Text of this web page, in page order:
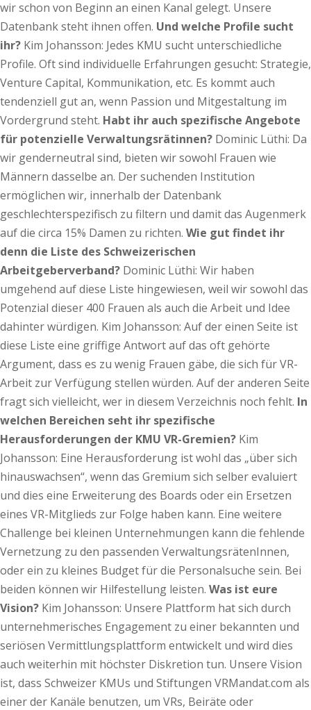
wir schon von Beginn an einen Kanal gelegt. Unsere
Datenbank steht ihnen offen. Und welche Profile sucht
ihr? Kim Johansson: Jedes KMU sucht unterschiedliche
Profile. Oft sind individuelle Erfahrungen gesucht: Strategie,
Venture Capital, Kommunikation, etc. Es kommt auch
tendenziell gut an, wenn Passion und Mitgestaltung im
Vordergrund steht. Habt ihr auch spezifische Angebote
für potenzielle Verwaltungsrätinnen? Dominic Lüthi: Da
wir genderneutral sind, bieten wir sowohl Frauen wie
Männern dasselbe an. Der suchenden Institution
ermöglichen wir, innerhalb der Datenbank
geschlechterspezifisch zu filtern und damit das Augenmerk
auf die circa 15% Damen zu richten. Wie gut findet ihr
denn die Liste des Schweizerischen
Arbeitgeberverband? Dominic Lüthi: Wir haben
umgehend auf diese Liste hingewiesen, weil wir sowohl das
Potenzial dieser 400 Frauen als auch die Arbeit und Idee
dahinter würdigen. Kim Johansson: Auf der einen Seite ist
diese Liste eine griffige Antwort auf das oft gehörte
Argument, dass es zu wenig Frauen gäbe, die sich für VR-
Arbeit zur Verfügung stellen würden. Auf der anderen Seite
fragt sich vielleicht, wer in diesem Verzeichnis noch fehlt. In
welchen Bereichen seht ihr spezifische
Herausforderungen der KMU VR-Gremien? Kim
Johansson: Eine Herausforderung ist wohl das „über sich
hinauswachsen“, wenn das Gremium sich selber evaluiert
und dies eine Erweiterung des Boards oder ein Ersetzen
eines VR-Mitglieds zur Folge haben kann. Eine weitere
Challenge bei kleinen Unternehmungen kann die fehlende
Vernetzung zu den passenden VerwaltungsrätenInnen,
oder ein zu kleines Budget für die Personalsuche sein. Bei
beiden können wir Hilfestellung leisten. Was ist eure
Vision? Kim Johansson: Unsere Plattform hat sich durch
unternehmerisches Engagement zu einer bekannten und
seriösen Vermittlungsplattform entwickelt und wird dies
auch weiterhin mit höchster Diskretion tun. Unsere Vision
ist, dass Schweizer KMUs und Stiftungen VRMandat.com als
einer der Kanäle benutzen, um VRs, Beiräte oder